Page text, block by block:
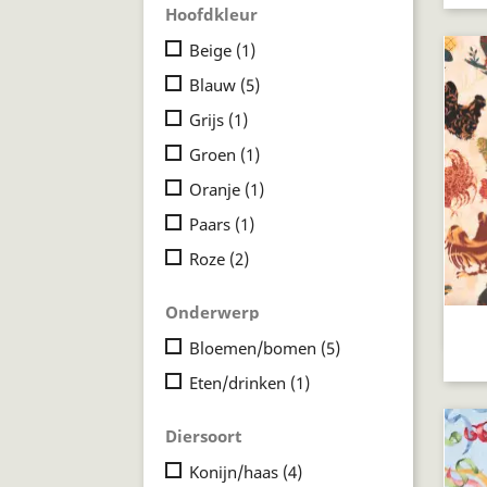
Hoofdkleur
Beige (1)
Blauw (5)
Grijs (1)
Groen (1)
Oranje (1)
Paars (1)
Roze (2)
Onderwerp
Bloemen/bomen (5)
Eten/drinken (1)
Diersoort
Konijn/haas (4)